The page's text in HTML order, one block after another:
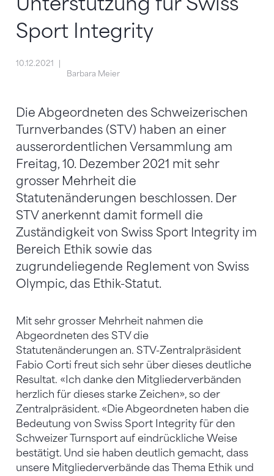
Sport Integrity
10.12.2021
Barbara Meier
Die Abgeordneten des Schweizerischen
Turnverbandes (STV) haben an einer
ausserordentlichen Versammlung am
Freitag, 10. Dezember 2021 mit sehr
grosser Mehrheit die
Statutenänderungen beschlossen. Der
STV anerkennt damit formell die
Zuständigkeit von Swiss Sport Integrity im
Bereich Ethik sowie das
zugrundeliegende Reglement von Swiss
Olympic, das Ethik-Statut.
Mit sehr grosser Mehrheit nahmen die
Abgeordneten des STV die
Statutenänderungen an. STV-Zentralpräsident
Fabio Corti freut sich sehr über dieses deutliche
Resultat. «Ich danke den Mitgliederverbänden
herzlich für dieses starke Zeichen», so der
Zentralpräsident. «Die Abgeordneten haben die
Bedeutung von Swiss Sport Integrity für den
Schweizer Turnsport auf eindrückliche Weise
bestätigt. Und sie haben deutlich gemacht, dass
unsere Mitgliederverbände das Thema Ethik und